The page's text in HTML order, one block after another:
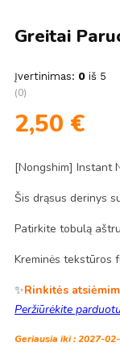
Greitai
Įvertinimas: 0 iš 5
(0)
2,50 €
[Nongshim] Instant
Šis drąsus derinys
Patirkite tobulą
Kreminės tekstūros
✨Rinkitės
Peržiūrėkite
Geriausia iki : 2027-